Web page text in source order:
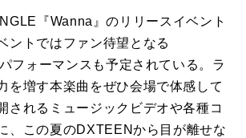
『Wanna 』のリリースイベント
ントではファン待望となる
フォーマンスも予定されている。ラ
を増す本楽曲をぜひ会場で体感して
されるミュージックビデオや各種コ
、この夏のDXTEENから目が離せな